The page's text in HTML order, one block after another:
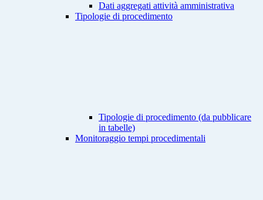
Dati aggregati attività amministrativa
Tipologie di procedimento
Tipologie di procedimento (da pubblicare
in tabelle)
Monitoraggio tempi procedimentali